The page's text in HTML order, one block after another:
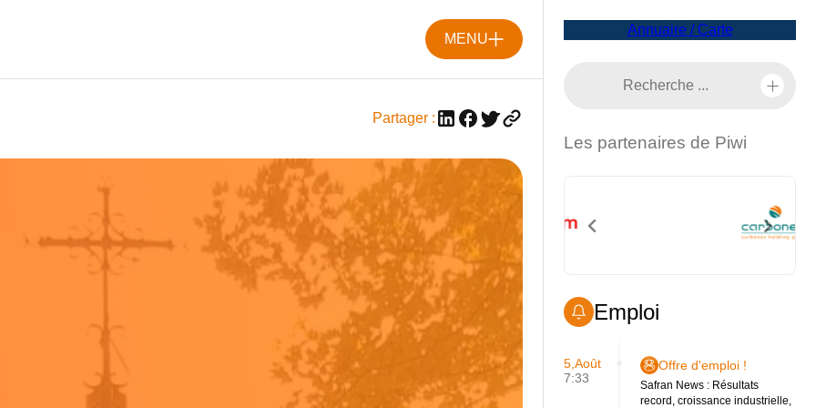
MENU
Partager :
Annuaire / Carte
Les partenaires de Piwi
Emploi
5,Août
7:33
Offre d'emploi !
Safran News : Résultats
record, croissance industrielle,